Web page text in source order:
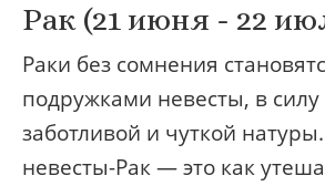
Рак (21 июня - 22
Раки без сомнения
подружками невесты, в силу
заботливой и чуткой
невесты-Рак — это как